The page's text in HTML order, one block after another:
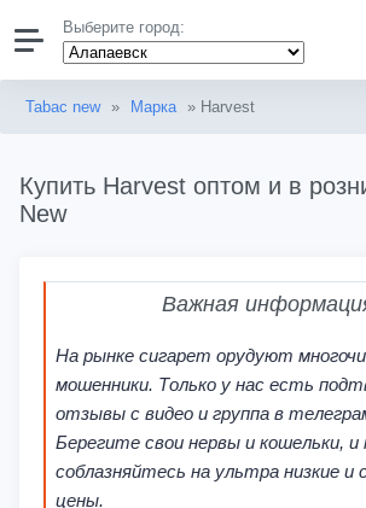
Выберите город:
Tabac new » Марка » Harvest
Купить Harvest оптом и в
New
Важная
На рынке сигарет орудуют
мошенники. Только у нас есть
отзывы с видео и группа в
Берегите свои нервы и кошельки, и
соблазняйтесь на ультра низкие и
цены.